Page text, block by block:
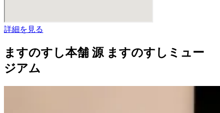
詳細を見る
ますのすし本舗 源 ますのすしミュー
ジアム